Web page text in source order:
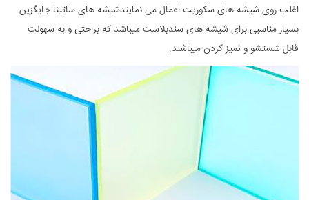
اغلب روی شیشه های سکوریت اعمال می نمایندشیشه های ساتینا جایگزین
بسیار مناسبی برای شیشه های سندبلاست میباشد که براحتی و به سهولت
قابل شستشو و تمیز کردن میباشند.